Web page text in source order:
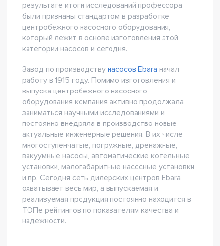
результате итоги исследований профессора
были признаны стандартом в разработке
центробежного насосного оборудования,
который лежит в основе изготовления этой
категории насосов и сегодня.
Завод по производству насосов Ebara начал
работу в 1915 году. Помимо изготовления и
выпуска центробежного насосного
оборудования компания активно продолжала
заниматься научными исследованиями и
постоянно внедряла в производство новые
актуальные инженерные решения. В их числе
многоступенчатые, погружные, дренажные,
вакуумные насосы, автоматические котельные
установки, малогабаритные насосные установки
и пр. Сегодня сеть дилерских центров Ebara
охватывает весь мир, а выпускаемая и
реализуемая продукция постоянно находится в
ТОПе рейтингов по показателям качества и
надежности.